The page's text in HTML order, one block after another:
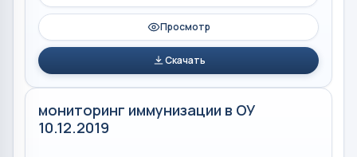
Просмотр
Скачать
мониторинг иммунизации в ОУ
10.12.2019